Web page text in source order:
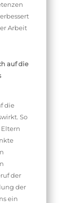
Arbeit
auf die
die
So
der
der
ein